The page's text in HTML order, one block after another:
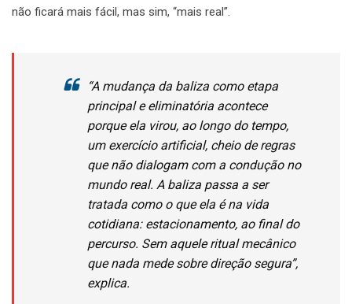
não ficará mais fácil, mas sim, “mais real”.
“A mudança da baliza como etapa
principal e eliminatória acontece
porque ela virou, ao longo do tempo,
um exercício artificial, cheio de regras
que não dialogam com a condução no
mundo real. A baliza passa a ser
tratada como o que ela é na vida
cotidiana: estacionamento, ao final do
percurso. Sem aquele ritual mecânico
que nada mede sobre direção segura”,
explica.